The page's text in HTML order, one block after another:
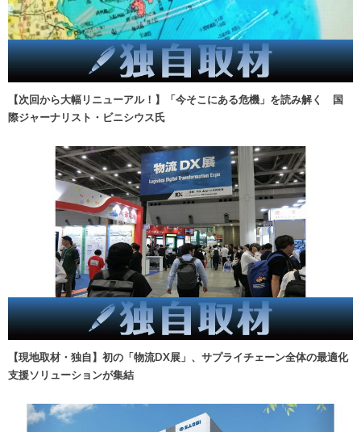
【次回から大幅リニューアル！】「今そこにある危機」を読み解く 国
際ジャーナリスト・ビニシウス氏
【現地取材・独自】初の「物流DX展」、サプライチェーン全体の最適化
支援ソリューションが集結